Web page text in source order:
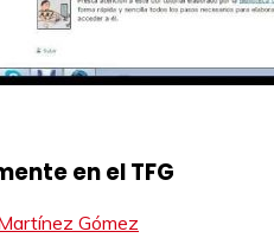
en el TFG
Gómez